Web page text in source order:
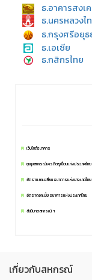
ธ.อาคารสงเ
ธ.นครหลวงไ
ธ.กรุงศรีอยุธ
ธ.เอเซีย
ธ.กสิกรไทย
เว็บไซต์ธนาคาร
ชุมนุมสหกรณ์เครดิตยูเนี่ยนแห่งประเทศไทย
อัตราแลกเปลี่ยน ธนาคารแห่งประเทศไทย
อัตราดอกเบี้ย ธนาคารแห่งประเทศไทย
สันนิบาตสหกรณ์ ฯ
เกี่ยวกับสหกรณ์